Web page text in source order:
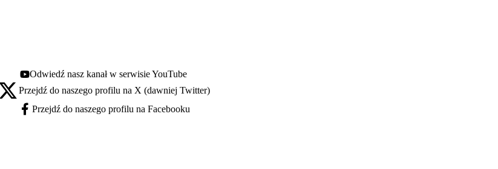
Youtube - otwiera się w nowej karcie
Odwiedź nasz kanał w serwisie YouTube
X - otwiera się w nowej karcie
Przejdź do naszego profilu na X (dawniej Twitter)
Facebook - otwiera się w nowej karcie
Przejdź do naszego profilu na Facebooku